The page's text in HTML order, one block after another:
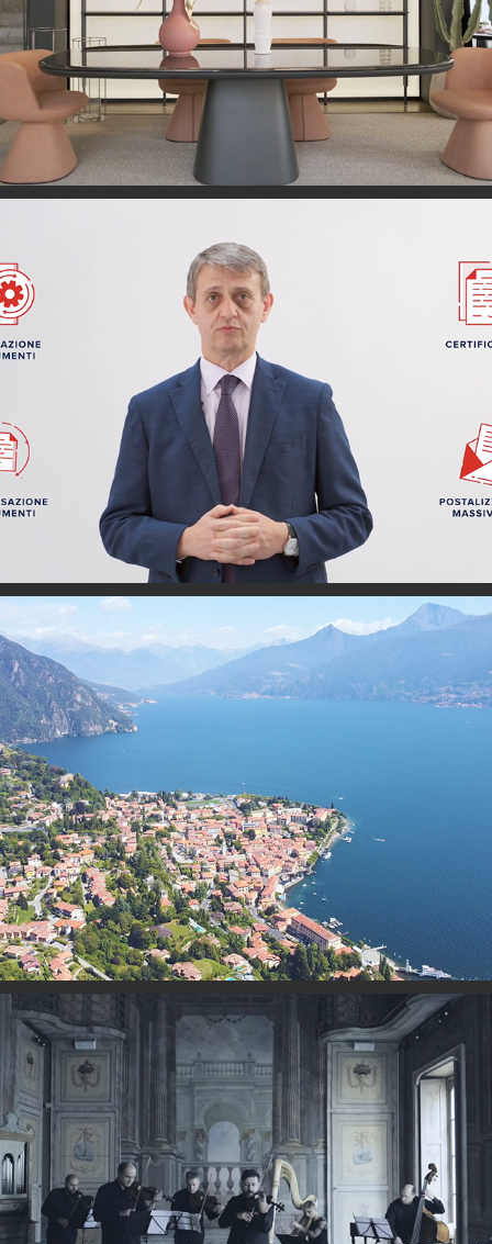
U.NA.P.P.A.
Menaggio e i suoi borghi
L'inverno di Vivaldi